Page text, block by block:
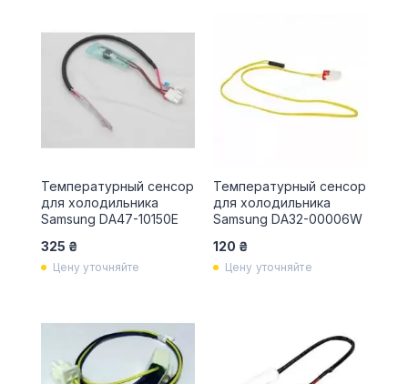
Температурный сенсор
для холодильника
Samsung DA47-10150E
325 ₴
Цену уточняйте
Температурный сенсор
для холодильника
Samsung DA32-00006W
120 ₴
Цену уточняйте